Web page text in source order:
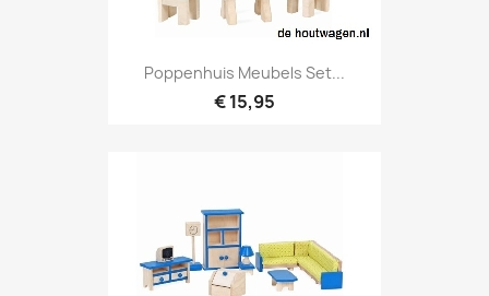
Poppenhuis Meubels Set...
€ 15,95